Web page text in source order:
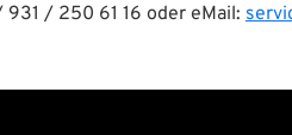
/ 250 61 16 oder eMail: